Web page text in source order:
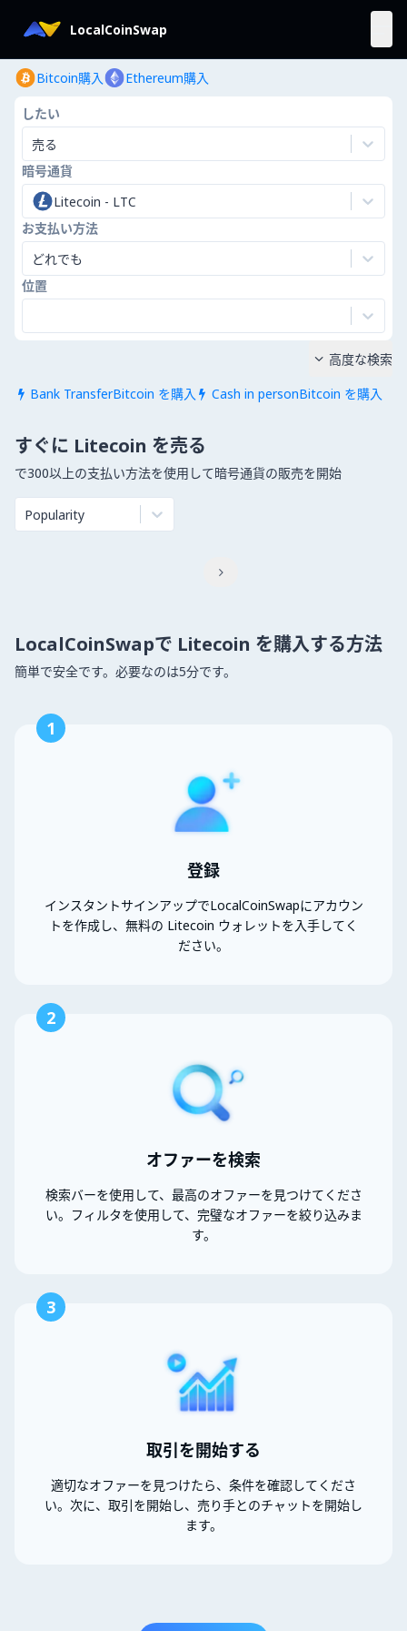
LocalCoinSwap
Bitcoin購入 Ethereum購入
したい
売る
暗号通貨
Litecoin - LTC
お支払い方法
どれでも
位置
 Bank TransferBitcoin を購入  Cash in personBitcoin を購入
 高度な検索
すぐに Litecoin を売る
で300以上の支払い方法を使用して暗号通貨の販売を開始
Popularity

LocalCoinSwapで Litecoin を購入する方法
簡単で安全です。必要なのは5分です。
1
登録
インスタントサインアップでLocalCoinSwapにアカウン
トを作成し、無料の Litecoin ウォレットを入手してく
ださい。
2
オファーを検索
検索バーを使用して、最高のオファーを見つけてくださ
い。フィルタを使用して、完璧なオファーを絞り込みま
す。
3
取引を開始する
適切なオファーを見つけたら、条件を確認してくださ
い。次に、取引を開始し、売り手とのチャットを開始し
ます。